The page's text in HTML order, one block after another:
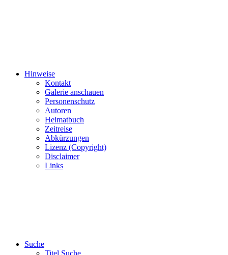
Hinweise
Kontakt
Galerie anschauen
Personenschutz
Autoren
Heimatbuch
Zeitreise
Abkürzungen
Lizenz (Copyright)
Disclaimer
Links
Suche
Titel Suche